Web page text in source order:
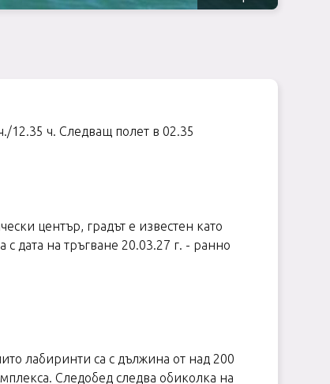
12.35 ч. Следващ полет в 02.35
център, градът е известен като
с дата на тръгване 20.03.27 г. - ранно
лабиринти са с дължина от над 200
Следобед следва обиколка на